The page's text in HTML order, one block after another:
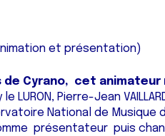
et présentation)
de Cyrano, cet
le LURON, Pierre-Jean
National de
présentateur puis